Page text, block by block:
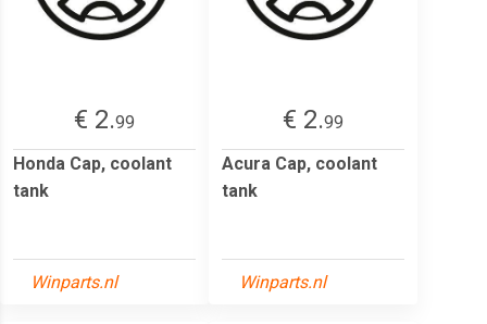
€ 2.99
Honda Cap, coolant
tank
Winparts.nl
€ 2.99
Acura Cap, coolant
tank
Winparts.nl